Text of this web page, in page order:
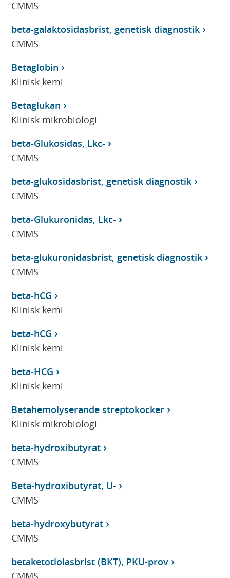
CMMS
beta-galaktosidasbrist, genetisk diagnostik
CMMS
Betaglobin
Klinisk kemi
Betaglukan
Klinisk mikrobiologi
beta-Glukosidas, Lkc-
CMMS
beta-glukosidasbrist, genetisk diagnostik
CMMS
beta-Glukuronidas, Lkc-
CMMS
beta-glukuronidasbrist, genetisk diagnostik
CMMS
beta-hCG
Klinisk kemi
beta-hCG
Klinisk kemi
beta-HCG
Klinisk kemi
Betahemolyserande streptokocker
Klinisk mikrobiologi
beta-hydroxibutyrat
CMMS
Beta-hydroxibutyrat, U-
CMMS
beta-hydroxybutyrat
CMMS
betaketotiolasbrist (BKT), PKU-prov